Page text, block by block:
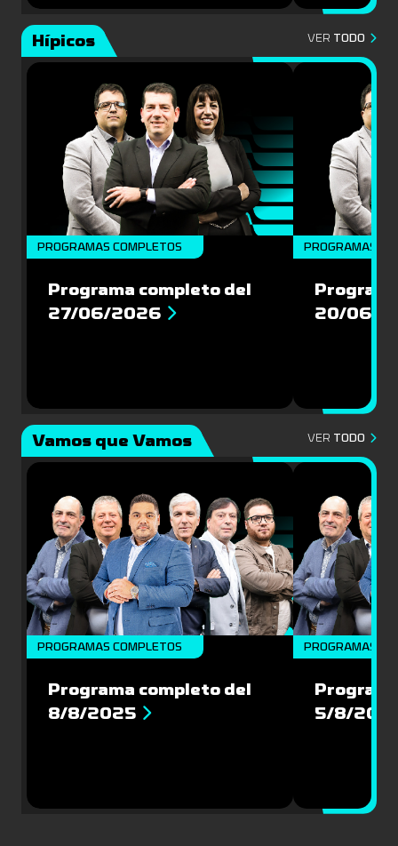
Hípicos VER TODO
PROGRAMAS COMPLETOS
Programa completo del
27/06/2026
PROGRAMAS
20/06/
Vamos que Vamos VER TODO
PROGRAMAS COMPLETOS
Programa completo del
8/8/2025
PROGRAMAS
5/8/